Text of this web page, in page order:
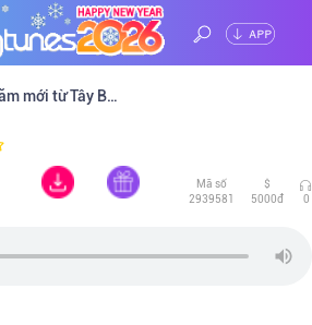
Bình minh năm mới từ Tây Bắc
Mã số
2939581
$
5000đ
0